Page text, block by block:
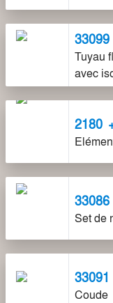
33099
Tuyau
avec
2180
33086
Set de
33091
Coude